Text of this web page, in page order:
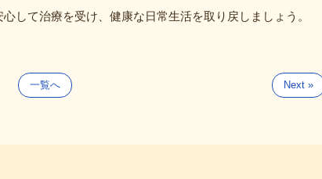
して治療を受け、健康な日常生活を取り戻しましょう。
一覧へ Next »